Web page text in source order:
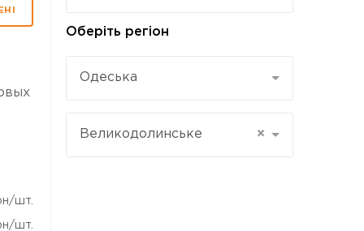
шт.
шт.
Оберіть регіон
Одеська
×
Великодолинське